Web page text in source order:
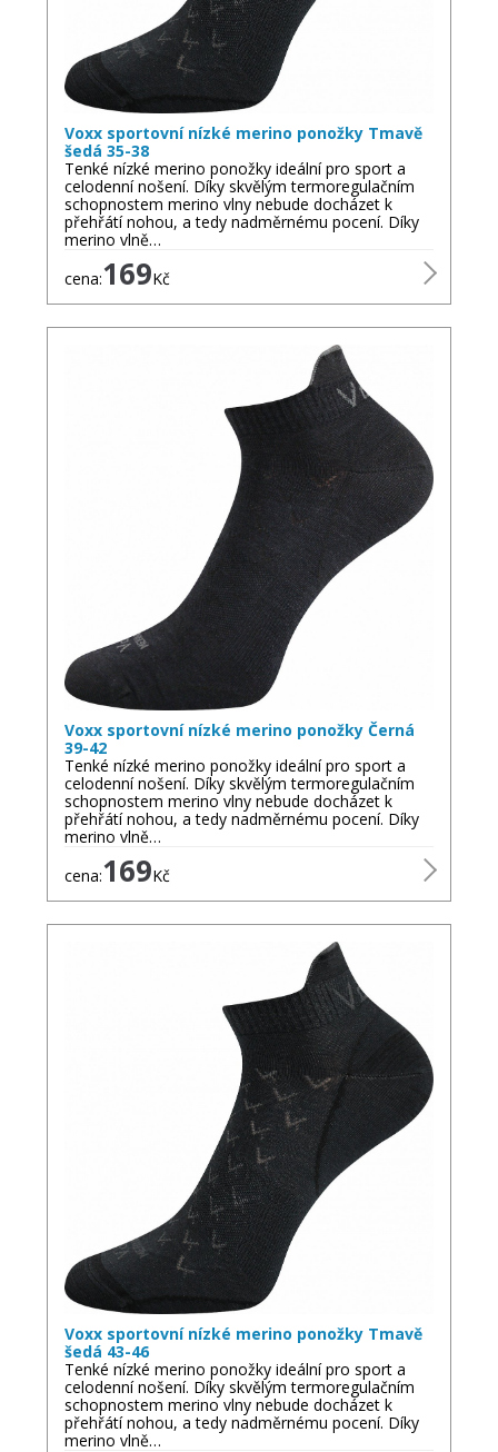
Voxx sportovní nízké merino ponožky Tmavě
šedá 35-38
Tenké nízké merino ponožky ideální pro sport a
celodenní nošení. Díky skvělým termoregulačním
schopnostem merino vlny nebude docházet k
přehřátí nohou, a tedy nadměrnému pocení. Díky
merino vlně…
cena:169Kč
Voxx sportovní nízké merino ponožky Černá
39-42
Tenké nízké merino ponožky ideální pro sport a
celodenní nošení. Díky skvělým termoregulačním
schopnostem merino vlny nebude docházet k
přehřátí nohou, a tedy nadměrnému pocení. Díky
merino vlně…
cena:169Kč
Voxx sportovní nízké merino ponožky Tmavě
šedá 43-46
Tenké nízké merino ponožky ideální pro sport a
celodenní nošení. Díky skvělým termoregulačním
schopnostem merino vlny nebude docházet k
přehřátí nohou, a tedy nadměrnému pocení. Díky
merino vlně…